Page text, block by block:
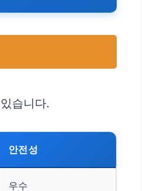
습니다.
안전성
우수